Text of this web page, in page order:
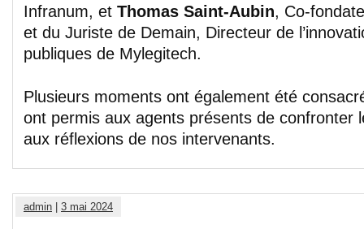
Infranum, et Thomas Saint-Aubin, Co-
et du Juriste de Demain, Directeur de
publiques de Mylegitech.
Plusieurs moments ont également été
ont permis aux agents présents de confronter
aux réflexions de nos intervenants.
admin 3 mai 2024